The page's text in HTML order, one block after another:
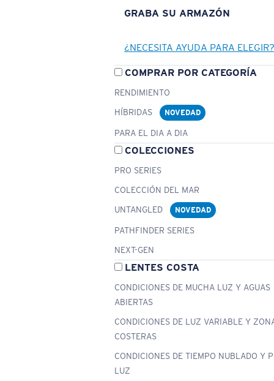
GRABA SU ARMAZÓN
¿NECESITA AYUDA PARA ELEGIR?
COMPRAR POR CATEGORÍA
RENDIMIENTO
HÍBRIDAS
NOVEDAD
PARA EL DIA A DIA
COLECCIONES
PRO SERIES
COLECCIÓN DEL MAR
UNTANGLED
NOVEDAD
PATHFINDER SERIES
NEXT-GEN
LENTES COSTA
CONDICIONES DE MUCHA LUZ Y AGUAS
ABIERTAS
CONDICIONES DE LUZ VARIABLE Y
COSTERAS
CONDICIONES DE TIEMPO NUBLADO Y
LUZ